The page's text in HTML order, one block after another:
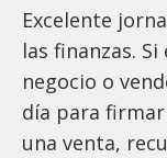
Excelente
las finanzas.
negocio o
día para
una venta,